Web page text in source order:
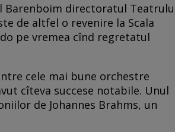
Barenboim directoratul
de altfel o revenire la Scala
pe vremea cînd regretatul
cele mai bune orchestre
cîteva succese notabile. Unul
de Johannes Brahms, un